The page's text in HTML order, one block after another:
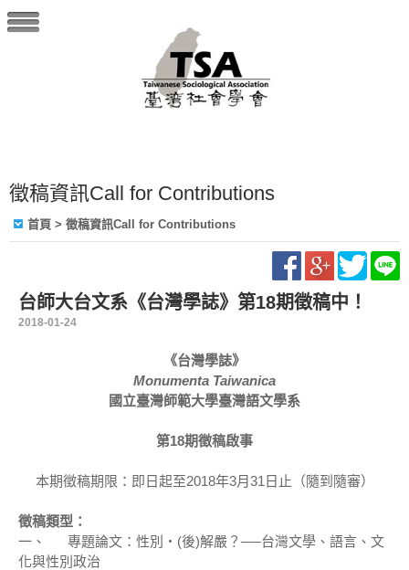
徵稿資訊Call for Contributions
首頁 > 徵稿資訊Call for Contributions
台師大台文系《台灣學誌》第18期徵稿中！
2018-01-24
《台灣學誌》
Monumenta Taiwanica
國立臺灣師範大學臺灣語文學系
第18期徵稿啟事
本期徵稿期限：即日起至2018年3月31日止（隨到隨審）
徵稿類型：
一、 專題論文：性別‧(後)解嚴？──台灣文學、語言、文
化與性別政治